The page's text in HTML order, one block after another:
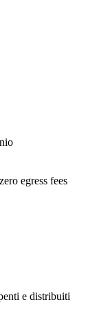
egress fees
e distribuiti